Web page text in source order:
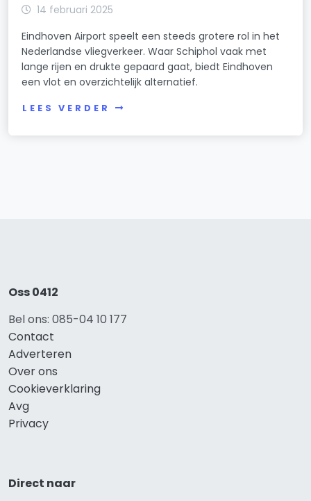
14 februari 2025
Eindhoven Airport speelt een steeds grotere rol in het
Nederlandse vliegverkeer. Waar Schiphol vaak met
lange rijen en drukte gepaard gaat, biedt Eindhoven
een vlot en overzichtelijk alternatief.
LEES VERDER
Oss 0412
Bel ons: 085-04 10 177
Contact
Adverteren
Over ons
Cookieverklaring
Avg
Privacy
Direct naar